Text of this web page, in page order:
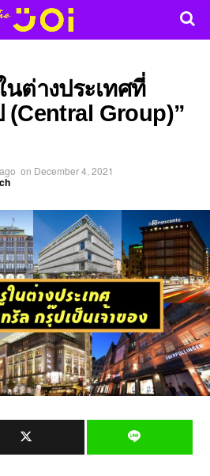
นต่างประเทศที่
(Central Group)”
on December 4, 2021